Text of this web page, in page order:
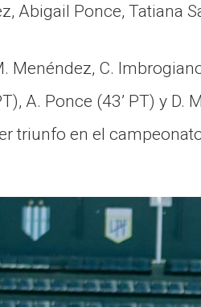
Abigail Ponce, Tatiana
Menéndez, C.
A. Ponce (43’ PT) y D.
triunfo en el